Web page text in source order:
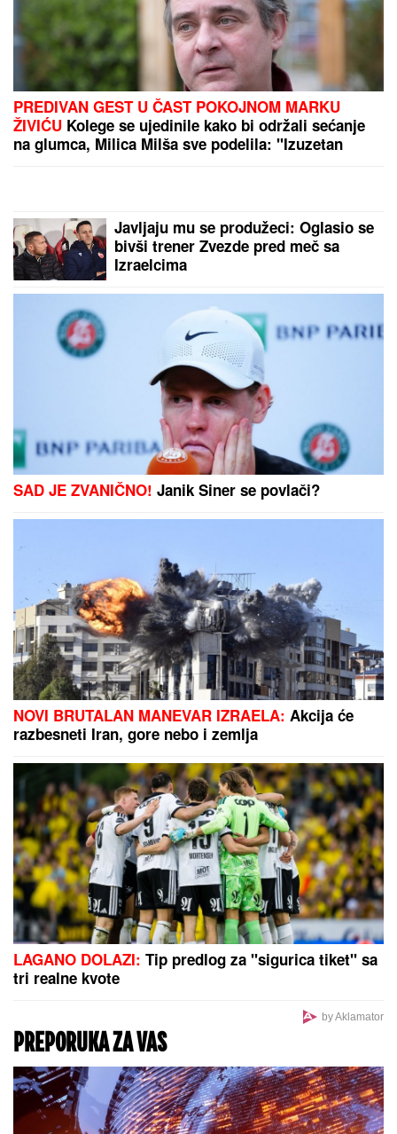
PREDIVAN GEST U ČAST POKOJNOM MARKU
ŽIVIĆU Kolege se ujedinile kako bi održali sećanje
na glumca, Milica Milša sve podelila: "Izuzetan
Javljaju mu se produžeci: Oglasio se
bivši trener Zvezde pred meč sa
Izraelcima
SAD JE ZVANIČNO! Janik Siner se povlači?
NOVI BRUTALAN MANEVAR IZRAELA: Akcija će
razbesneti Iran, gore nebo i zemlja
LAGANO DOLAZI: Tip predlog za "sigurica tiket" sa
tri realne kvote
by Aklamator
PREPORUKA ZA VAS